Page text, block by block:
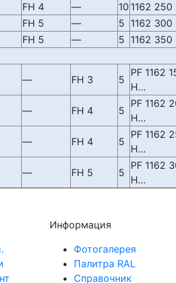
FH 4 — 10 1162
FH 5 — 5 1162
FH 5 — 5 1162
— FH 3 5
PF 1162
H…
— FH 4 5
PF 1162
H…
— FH 4 5
PF 1162
H…
— FH 5 5
PF 1162
H…
Информация
Фотогалерея
Палитра RAL
Справочник